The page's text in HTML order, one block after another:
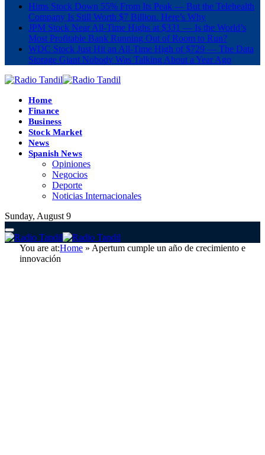
Hims Stock Down 55% From Its Peak — But the Telehealth
Company Is Still Worth $7 Billion. Here’s Why
JPM Stock Near All-Time Highs at $331 — Is the World’s
Most Profitable Bank Running Out of Room to Run?
WDC Stock Just Hit an All-Time High of $729 — The Data
Storage Giant Nobody Was Talking About a Year Ago
Home
Finance
Business
Stock Market
News
Spanish News
Opiniones
Negocios
Deporte
Noticias Internacionales
Sunday, August 9
You are at:Home » Apertum cumple un año de crecimiento e
innovación